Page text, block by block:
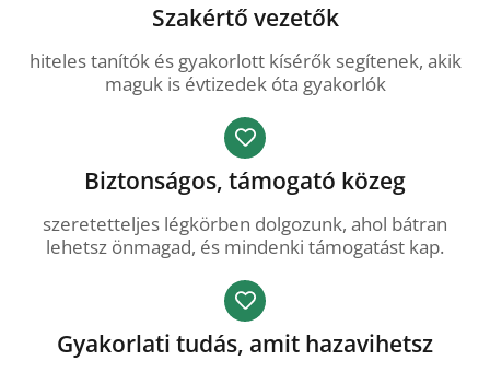
Szakértő vezetők
hiteles tanítók és gyakorlott kísérők segítenek, akik
maguk is évtizedek óta gyakorlók
Biztonságos, támogató közeg
szeretetteljes légkörben dolgozunk, ahol bátran
lehetsz önmagad, és mindenki támogatást kap.
Gyakorlati tudás, amit hazavihetsz